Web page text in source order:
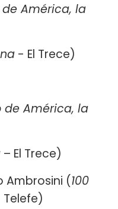
de América, la
- El Trece)
de América, la
– El Trece)
Ambrosini (100